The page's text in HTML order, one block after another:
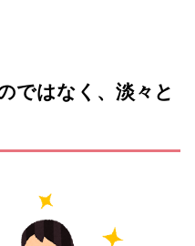
ではなく、淡々と